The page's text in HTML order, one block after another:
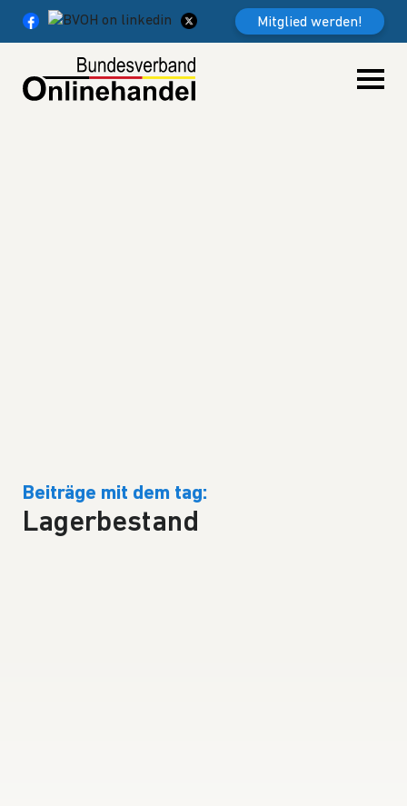
Weiter zum Inhalt
Mitglied werden!
Beiträge mit dem tag:
Lagerbestand